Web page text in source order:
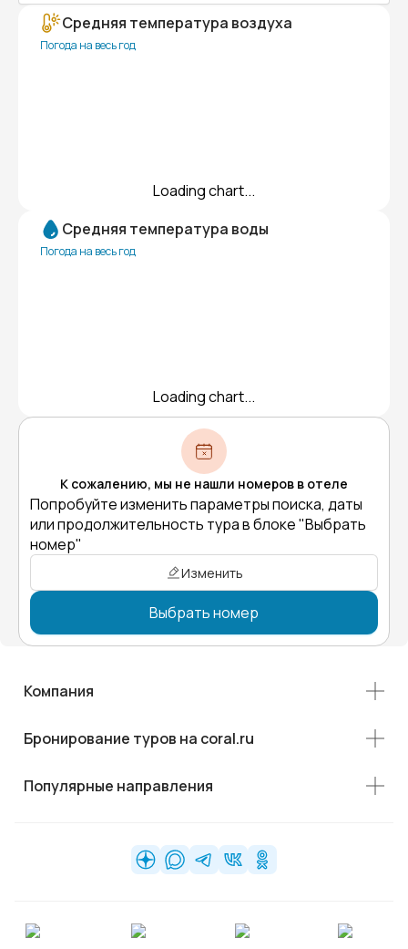
Средняя температура воздуха
Погода на весь год
Loading chart...
Средняя температура воды
Погода на весь год
Loading chart...
К сожалению, мы не нашли номеров в отеле
Попробуйте изменить параметры поиска, даты
или продолжительность тура в блоке "Выбрать
номер"
Изменить
Выбрать номер
Компания
Бронирование туров на coral.ru
Популярные направления